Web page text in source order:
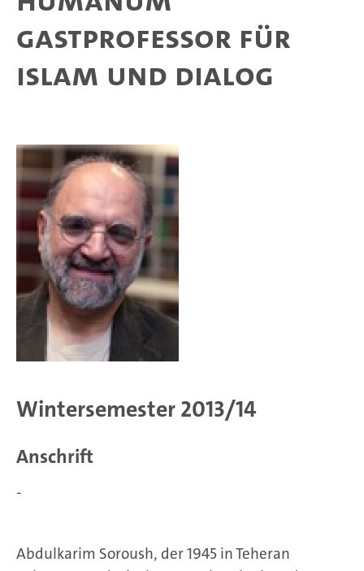
Gastprofessor für
Islam und Dialog
Wintersemester 2013/14
Anschrift
-
Abdulkarim Soroush‚ der 1945 in Teheran